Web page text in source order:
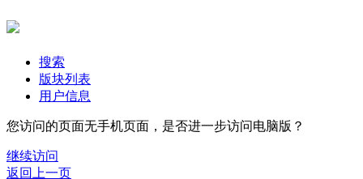
搜索
版块列表
用户信息
您访问的页面无手机页面，是否进一步访问电脑版？
继续访问
返回上一页